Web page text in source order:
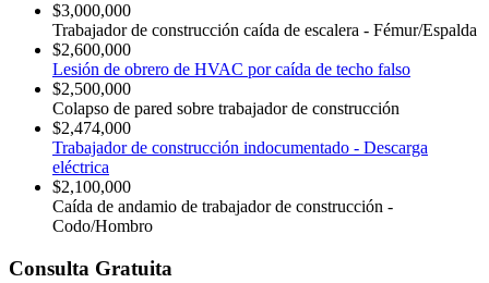
$3,000,000
Trabajador de construcción caída de escalera - Fémur/Espalda
$2,600,000
Lesión de obrero de HVAC por caída de techo falso
$2,500,000
Colapso de pared sobre trabajador de construcción
$2,474,000
Trabajador de construcción indocumentado - Descarga
eléctrica
$2,100,000
Caída de andamio de trabajador de construcción -
Codo/Hombro
Consulta Gratuita